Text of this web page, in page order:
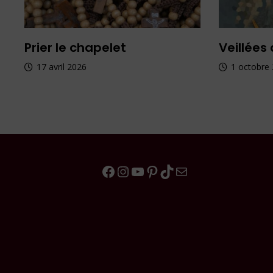
Prier le chapelet
17 avril 2026
Veillées
1 octobre
Facebook
Instagram
YouTube
Pinterest
TikTok
E-mail